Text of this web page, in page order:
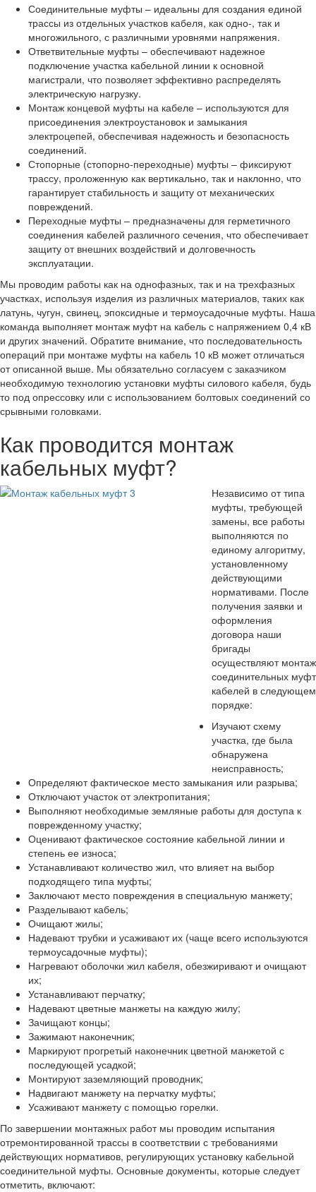
Соединительные муфты – идеальны для создания единой
трассы из отдельных участков кабеля, как одно-, так и
многожильного, с различными уровнями напряжения.
Ответвительные муфты – обеспечивают надежное
подключение участка кабельной линии к основной
магистрали, что позволяет эффективно распределять
электрическую нагрузку.
Монтаж концевой муфты на кабеле – используются для
присоединения электроустановок и замыкания
электроцепей, обеспечивая надежность и безопасность
соединений.
Стопорные (стопорно-переходные) муфты – фиксируют
трассу, проложенную как вертикально, так и наклонно, что
гарантирует стабильность и защиту от механических
повреждений.
Переходные муфты – предназначены для герметичного
соединения кабелей различного сечения, что обеспечивает
защиту от внешних воздействий и долговечность
эксплуатации.
Мы проводим работы как на однофазных, так и на трехфазных
участках, используя изделия из различных материалов, таких как
латунь, чугун, свинец, эпоксидные и термоусадочные муфты. Наша
команда выполняет монтаж муфт на кабель с напряжением 0,4 кВ
и других значений. Обратите внимание, что последовательность
операций при монтаже муфты на кабель 10 кВ может отличаться
от описанной выше. Мы обязательно согласуем с заказчиком
необходимую технологию установки муфты силового кабеля, будь
то под опрессовку или с использованием болтовых соединений со
срывными головками.
Как проводится монтаж
кабельных муфт?
Независимо от типа
муфты, требующей
замены, все работы
выполняются по
единому алгоритму,
установленному
действующими
нормативами. После
получения заявки и
оформления
договора наши
бригады
осуществляют монтаж
соединительных муфт
кабелей в следующем
порядке:
Изучают схему
участка, где была
обнаружена
неисправность;
Определяют фактическое место замыкания или разрыва;
Отключают участок от электропитания;
Выполняют необходимые земляные работы для доступа к
поврежденному участку;
Оценивают фактическое состояние кабельной линии и
степень ее износа;
Устанавливают количество жил, что влияет на выбор
подходящего типа муфты;
Заключают место повреждения в специальную манжету;
Разделывают кабель;
Очищают жилы;
Надевают трубки и усаживают их (чаще всего используются
термоусадочные муфты);
Нагревают оболочки жил кабеля, обезжиривают и очищают
их;
Устанавливают перчатку;
Надевают цветные манжеты на каждую жилу;
Зачищают концы;
Зажимают наконечник;
Маркируют прогретый наконечник цветной манжетой с
последующей усадкой;
Монтируют заземляющий проводник;
Надвигают манжету на перчатку муфты;
Усаживают манжету с помощью горелки.
По завершении монтажных работ мы проводим испытания
отремонтированной трассы в соответствии с требованиями
действующих нормативов, регулирующих установку кабельной
соединительной муфты. Основные документы, которые следует
отметить, включают: